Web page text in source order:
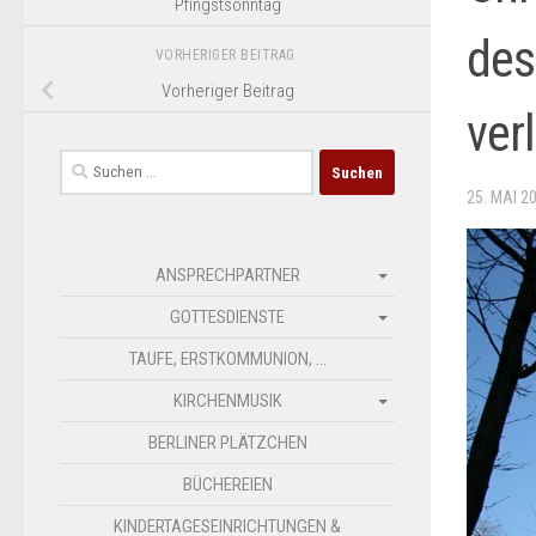
25. MAI
Pfingstsonntag
VORHERIGER BEITRAG
Vorheriger Beitrag
Suchen
nach:
ANSPRECHPARTNER
GOTTESDIENSTE
TAUFE, ERSTKOMMUNION, …
KIRCHENMUSIK
BERLINER PLÄTZCHEN
BÜCHEREIEN
KINDERTAGESEINRICHTUNGEN &